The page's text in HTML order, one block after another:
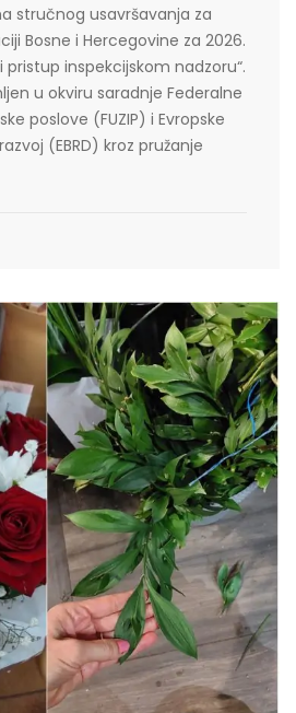
stručnog usavršavanja za
Bosne i Hercegovine za 2026.
pristup inspekcijskom nadzoru“.
u okviru saradnje Federalne
poslove (FUZIP) i Evropske
(EBRD) kroz pružanje